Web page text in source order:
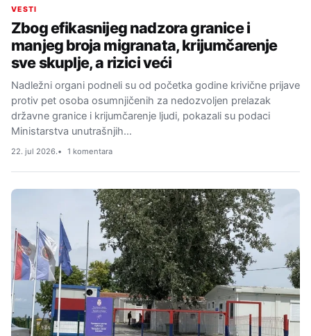
VESTI
Zbog efikasnijeg nadzora granice i
manjeg broja migranata, krijumčarenje
sve skuplje, a rizici veći
Nadležni organi podneli su od početka godine krivične prijave
protiv pet osoba osumnjičenih za nedozvoljen prelazak
državne granice i krijumčarenje ljudi, pokazali su podaci
Ministarstva unutrašnjih…
22. jul 2026. 1 komentara